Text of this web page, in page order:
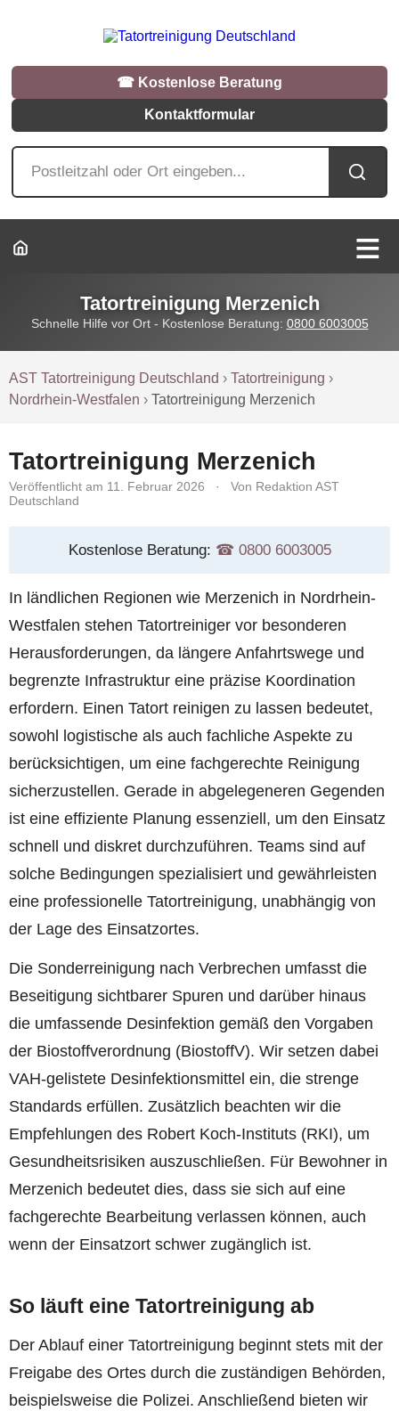
☎︎ Kostenlose Beratung
Kontaktformular
Tatortreinigung Merzenich
Schnelle Hilfe vor Ort - Kostenlose Beratung: 0800 6003005
AST Tatortreinigung Deutschland ›Tatortreinigung ›
Nordrhein-Westfalen ›Tatortreinigung Merzenich
Tatortreinigung Merzenich
Veröffentlicht am 11. Februar 2026 ·
Von Redaktion AST
Deutschland
Kostenlose Beratung: ☎︎ 0800 6003005
In ländlichen Regionen wie Merzenich in Nordrhein-
Westfalen stehen Tatortreiniger vor besonderen
Herausforderungen, da längere Anfahrtswege und
begrenzte Infrastruktur eine präzise Koordination
erfordern. Einen Tatort reinigen zu lassen bedeutet,
sowohl logistische als auch fachliche Aspekte zu
berücksichtigen, um eine fachgerechte Reinigung
sicherzustellen. Gerade in abgelegeneren Gegenden
ist eine effiziente Planung essenziell, um den Einsatz
schnell und diskret durchzuführen. Teams sind auf
solche Bedingungen spezialisiert und gewährleisten
eine professionelle Tatortreinigung, unabhängig von
der Lage des Einsatzortes.
Die Sonderreinigung nach Verbrechen umfasst die
Beseitigung sichtbarer Spuren und darüber hinaus
die umfassende Desinfektion gemäß den Vorgaben
der Biostoffverordnung (BiostoffV). Wir setzen dabei
VAH-gelistete Desinfektionsmittel ein, die strenge
Standards erfüllen. Zusätzlich beachten wir die
Empfehlungen des Robert Koch-Instituts (RKI), um
Gesundheitsrisiken auszuschließen. Für Bewohner in
Merzenich bedeutet dies, dass sie sich auf eine
fachgerechte Bearbeitung verlassen können, auch
wenn der Einsatzort schwer zugänglich ist.
So läuft eine Tatortreinigung ab
Der Ablauf einer Tatortreinigung beginnt stets mit der
Freigabe des Ortes durch die zuständigen Behörden,
beispielsweise die Polizei. Anschließend bieten wir